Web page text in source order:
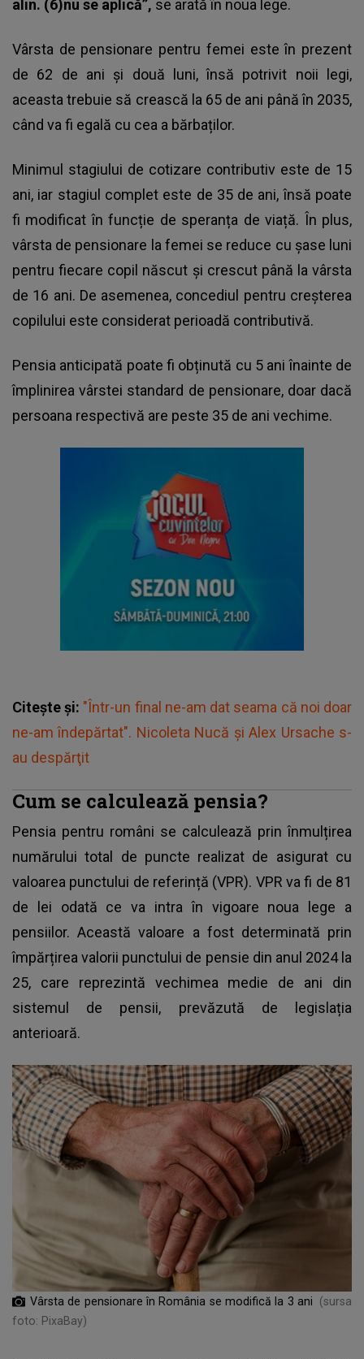
alin. (6)nu se aplică”, se arată în noua lege.
Vârsta de pensionare pentru femei este în prezent
de 62 de ani și două luni, însă potrivit noii legi,
aceasta trebuie să crească la 65 de ani până în 2035,
când va fi egală cu cea a bărbaților.
Minimul stagiului de cotizare contributiv este de 15
ani, iar stagiul complet este de 35 de ani, însă poate
fi modificat în funcție de speranța de viață. În plus,
vârsta de pensionare la femei se reduce cu șase luni
pentru fiecare copil născut și crescut până la vârsta
de 16 ani. De asemenea, concediul pentru creșterea
copilului este considerat perioadă contributivă.
Pensia anticipată poate fi obținută cu 5 ani înainte de
împlinirea vârstei standard de pensionare, doar dacă
persoana respectivă are peste 35 de ani vechime.
Citește și: "Într-un final ne-am dat seama că noi doar
ne-am îndepărtat". Nicoleta Nucă şi Alex Ursache s-
au despărţit
Cum se calculează pensia?
Pensia pentru români se calculează prin înmulțirea
numărului total de puncte realizat de asigurat cu
valoarea punctului de referință (VPR). VPR va fi de 81
de lei odată ce va intra în vigoare noua lege a
pensiilor. Această valoare a fost determinată prin
împărțirea valorii punctului de pensie din anul 2024 la
25, care reprezintă vechimea medie de ani din
sistemul de pensii, prevăzută de legislația
anterioară.
Vârsta de pensionare în România se modifică la 3 ani
(sursa
foto: PixaBay)